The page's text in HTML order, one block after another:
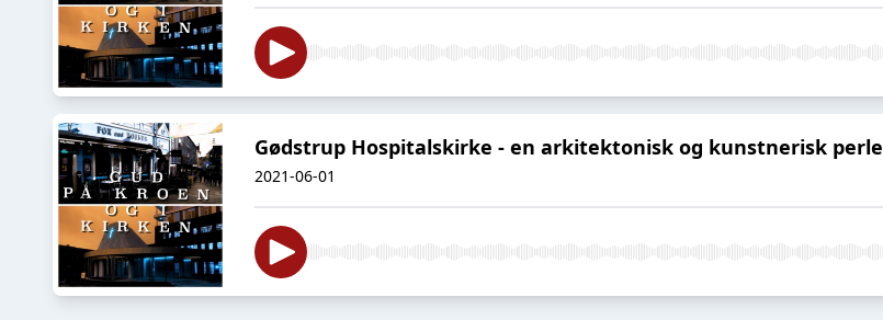
Gødstrup Hospitalskirke - en arkitektonisk og kunstnerisk perle
2021-06-01